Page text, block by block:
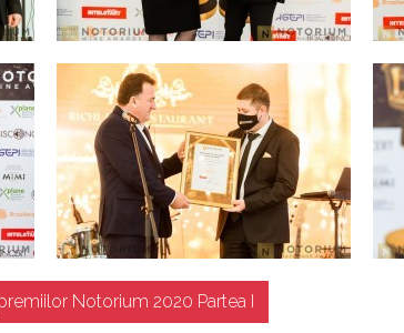
Notorium 2020 Partea I